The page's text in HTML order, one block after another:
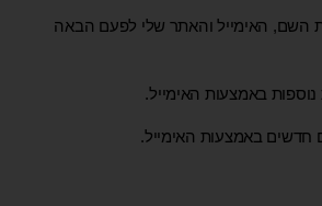
השם, האימייל והאתר שלי לפעם הבאה
נוספות באמצעות האימייל.
חדשים באמצעות האימייל.